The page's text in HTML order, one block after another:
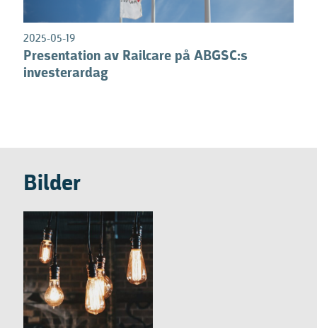
1
2025-05-19
Presentation av Railcare på ABGSC:s
investerardag
Bilder